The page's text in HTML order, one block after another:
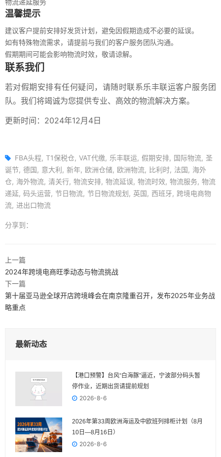
温馨提示
建议客户提前安排好发货计划，避免因假期造成不必要的延误。
如有特殊物流需求，请提前与我们的客户服务团队沟通。
假期期间可能会影响物流时效，敬请谅解。
联系我们
若对假期安排有任何疑问，请随时联系乐丰联运客户服务团
队。我们将竭诚为您提供专业、高效的物流解决方案。
更新时间：2024年12月4日
FBA头程 T1保税仓 VAT代缴 乐丰联运 假期安排 国际物流 圣
诞节 德国 意大利 新年 欧洲仓储 欧洲物流 比利时 法国
海外
仓 海外物流 清关行 物流安排 物流延误 物流时效 物流服务 物流
递延 码头运营 节日物流 节日物流规划 英国 西班牙
跨境电商物
流 进出口物流
分享到：
上一篇
2024年跨境电商旺季动态与物流挑战
下一篇
第十届亚马逊全球开店跨境峰会在南京隆重召开，发布2025年业务战
略重点
最新动态
【港口预警】台风“白海豚”逼近，宁波部分码头暂
停作业，近期出货请提前规划
2026-8-6
2026年第33周欧洲海运及中欧班列排柜计划（8月
10日—8月16日）
2026-8-6